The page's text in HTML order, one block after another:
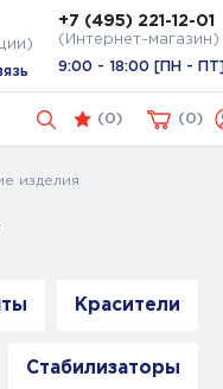
+7 (495) 221-12-01
(Интернет-магазин)
9:00 - 18:00 [ПН -
(0) 0
изделия
Красители
Стабилизаторы